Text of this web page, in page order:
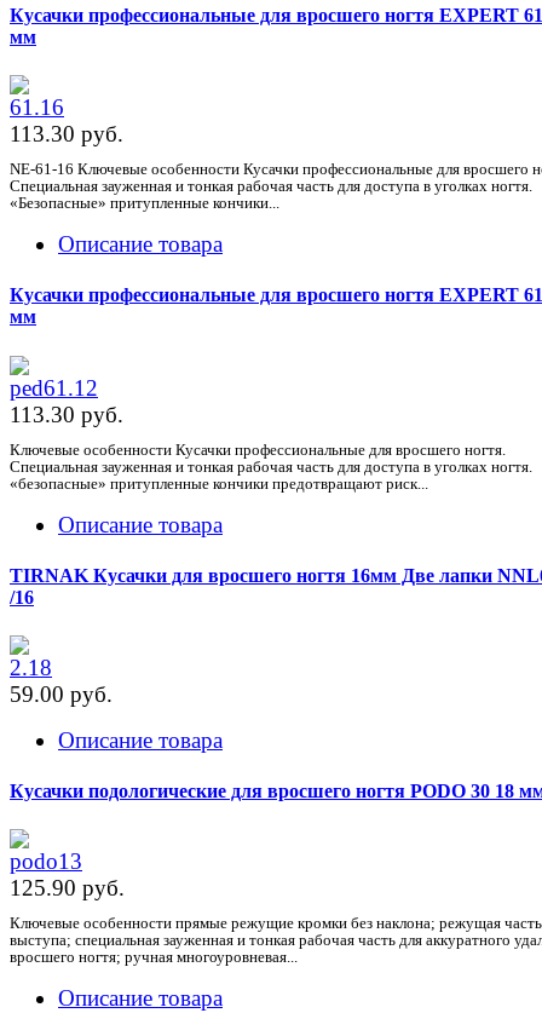
Кусачки профессиональные для вросшего ногтя EXPERT
мм
113.30 pуб.
NE-61-16 Ключевые особенности Кусачки профессиональные для вросшего
Специальная зауженная и тонкая рабочая часть для доступа в уголках ногтя.
«Безопасные» притупленные кончики...
Описание товара
Кусачки профессиональные для вросшего ногтя EXPERT
мм
113.30 pуб.
Ключевые особенности Кусачки профессиональные для вросшего ногтя.
Специальная зауженная и тонкая рабочая часть для доступа в уголках ногтя.
«безопасные» притупленные кончики предотвращают риск...
Описание товара
TIRNAK Кусачки для вросшего ногтя 16мм Две лапки
/16
59.00 pуб.
Описание товара
Кусачки подологические для вросшего ногтя PODO 30 18
125.90 pуб.
Ключевые особенности прямые режущие кромки без наклона; режущая часть
выступа; специальная зауженная и тонкая рабочая часть для аккуратного
вросшего ногтя; ручная многоуровневая...
Описание товара